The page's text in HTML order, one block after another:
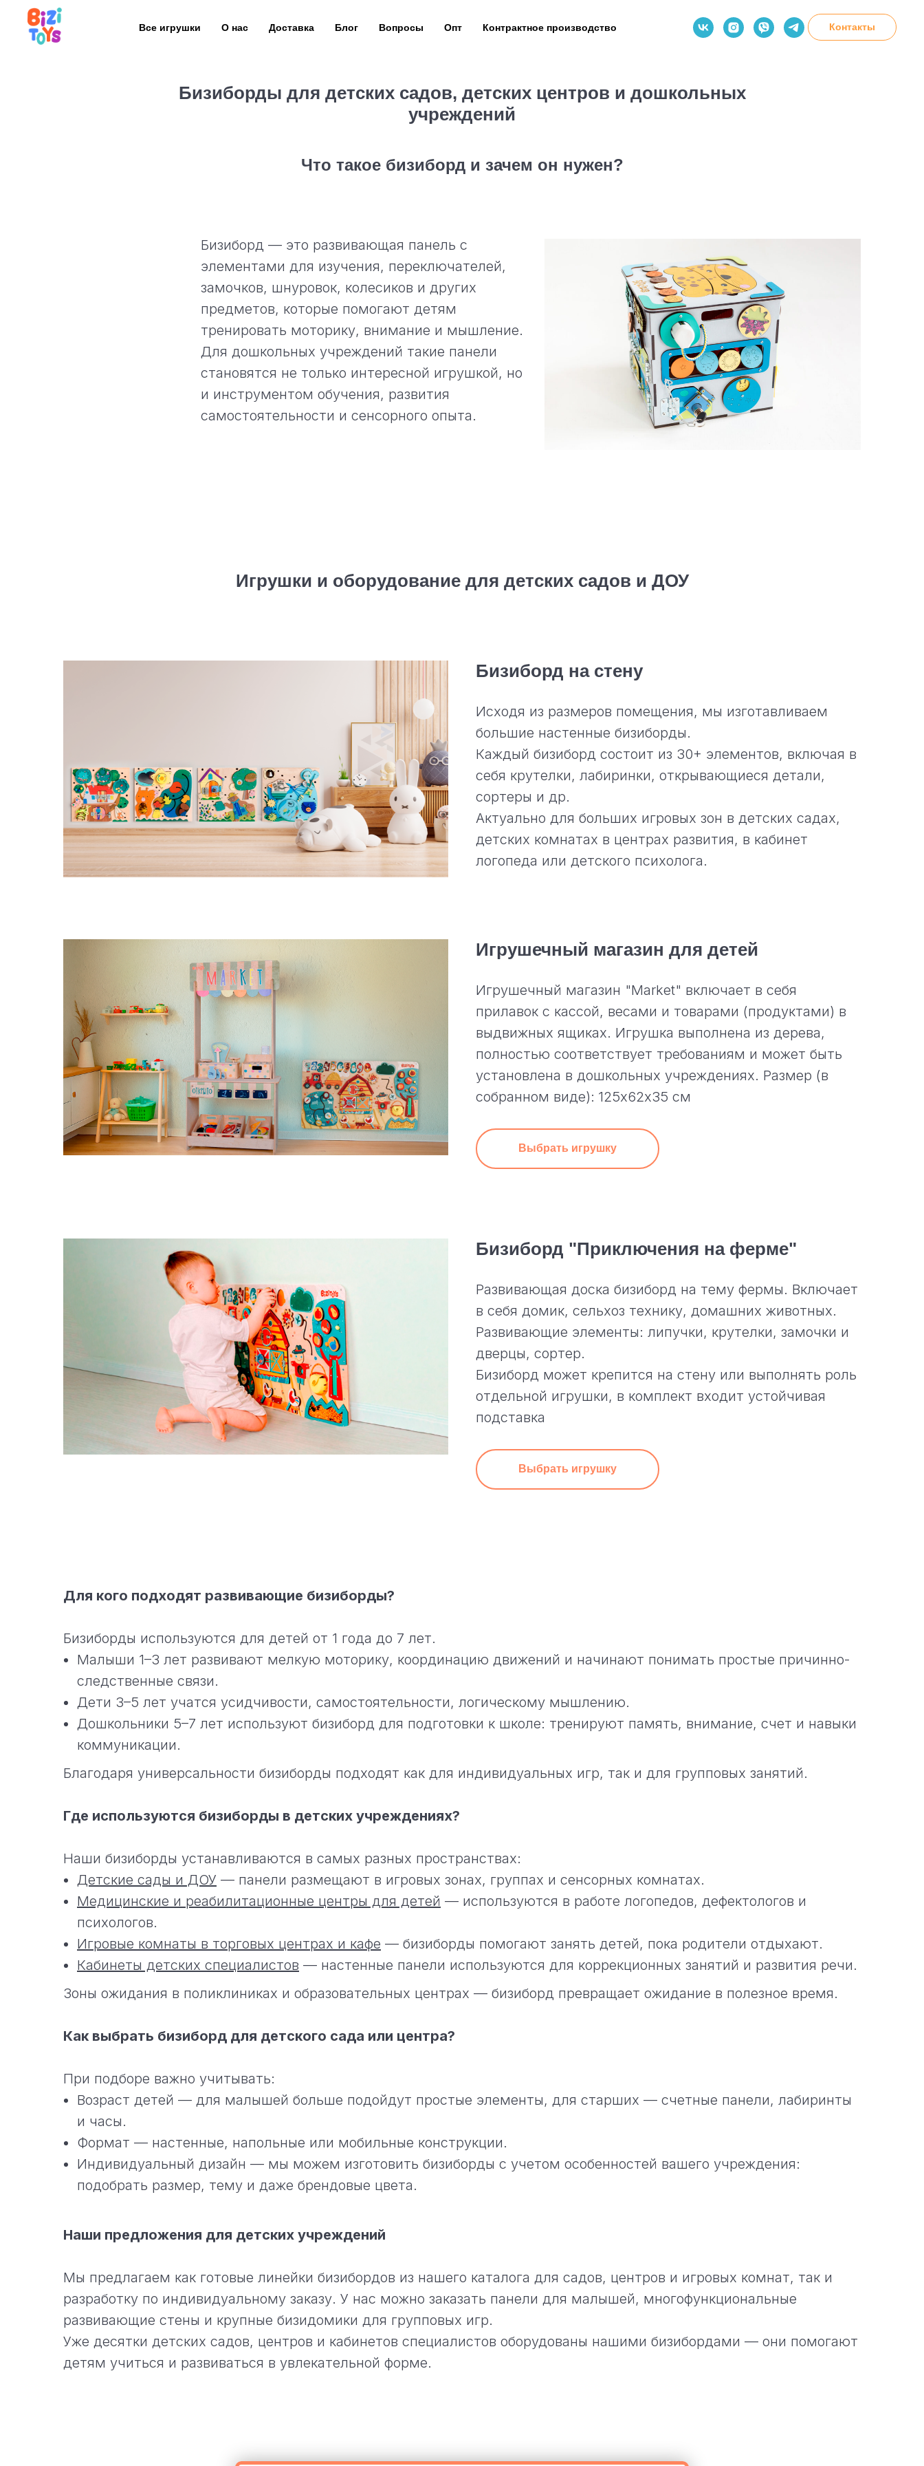
Все игрушки О нас Доставка Блог Вопросы Опт Контрактное производство Контакты
Бизиборды для детских садов, детских центров и дошкольных
учреждений
Что такое бизиборд и зачем он нужен?
Бизиборд — это развивающая панель с
элементами для изучения, переключателей,
замочков, шнуровок, колесиков и других
предметов, которые помогают детям
тренировать моторику, внимание и мышление.
Для дошкольных учреждений такие панели
становятся не только интересной игрушкой, но
и инструментом обучения, развития
самостоятельности и сенсорного опыта.
Игрушки и оборудование для детских садов и ДОУ
Бизиборд на стену
Исходя из размеров помещения, мы изготавливаем
большие настенные бизиборды.
Каждый бизиборд состоит из 30+ элементов, включая в
себя крутелки, лабиринки, открывающиеся детали,
сортеры и др.
Актуально для больших игровых зон в детских садах,
детских комнатах в центрах развития, в кабинет
логопеда или детского психолога.
Игрушечный магазин для детей
Игрушечный магазин "Market" включает в себя
прилавок с кассой, весами и товарами (продуктами) в
выдвижных ящиках. Игрушка выполнена из дерева,
полностью соответствует требованиям и может быть
установлена в дошкольных учреждениях. Размер (в
собранном виде): 125х62х35 см
Выбрать игрушку
Бизиборд "Приключения на ферме"
Развивающая доска бизиборд на тему фермы. Включает
в себя домик, сельхоз технику, домашних животных.
Развивающие элементы: липучки, крутелки, замочки и
дверцы, сортер.
Бизиборд может крепится на стену или выполнять роль
отдельной игрушки, в комплект входит устойчивая
подставка
Выбрать игрушку
Для кого подходят развивающие бизиборды?
Бизиборды используются для детей от 1 года до 7 лет.
Малыши 1–3 лет развивают мелкую моторику, координацию движений и начинают понимать простые причинно-
следственные связи.
Дети 3–5 лет учатся усидчивости, самостоятельности, логическому мышлению.
Дошкольники 5–7 лет используют бизиборд для подготовки к школе: тренируют память, внимание, счет и навыки
коммуникации.
Благодаря универсальности бизиборды подходят как для индивидуальных игр, так и для групповых занятий.
Где используются бизиборды в детских учреждениях?
Наши бизиборды устанавливаются в самых разных пространствах:
Детские сады и ДОУ — панели размещают в игровых зонах, группах и сенсорных комнатах.
Медицинские и реабилитационные центры для детей — используются в работе логопедов, дефектологов и
психологов.
Игровые комнаты в торговых центрах и кафе — бизиборды помогают занять детей, пока родители отдыхают.
Кабинеты детских специалистов — настенные панели используются для коррекционных занятий и развития речи.
Зоны ожидания в поликлиниках и образовательных центрах — бизиборд превращает ожидание в полезное время.
Как выбрать бизиборд для детского сада или центра?
При подборе важно учитывать:
Возраст детей — для малышей больше подойдут простые элементы, для старших — счетные панели, лабиринты
и часы.
Формат — настенные, напольные или мобильные конструкции.
Индивидуальный дизайн — мы можем изготовить бизиборды с учетом особенностей вашего учреждения:
подобрать размер, тему и даже брендовые цвета.
Наши предложения для детских учреждений
Мы предлагаем как готовые линейки бизибордов из нашего каталога для садов, центров и игровых комнат, так и
разработку по индивидуальному заказу. У нас можно заказать панели для малышей, многофункциональные
развивающие стены и крупные бизидомики для групповых игр.
Уже десятки детских садов, центров и кабинетов специалистов оборудованы нашими бизибордами — они помогают
детям учиться и развиваться в увлекательной форме.